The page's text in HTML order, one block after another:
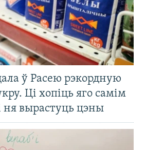
ў Расею рэкордную
Ці хопіць яго самім
ня вырастуць цэны